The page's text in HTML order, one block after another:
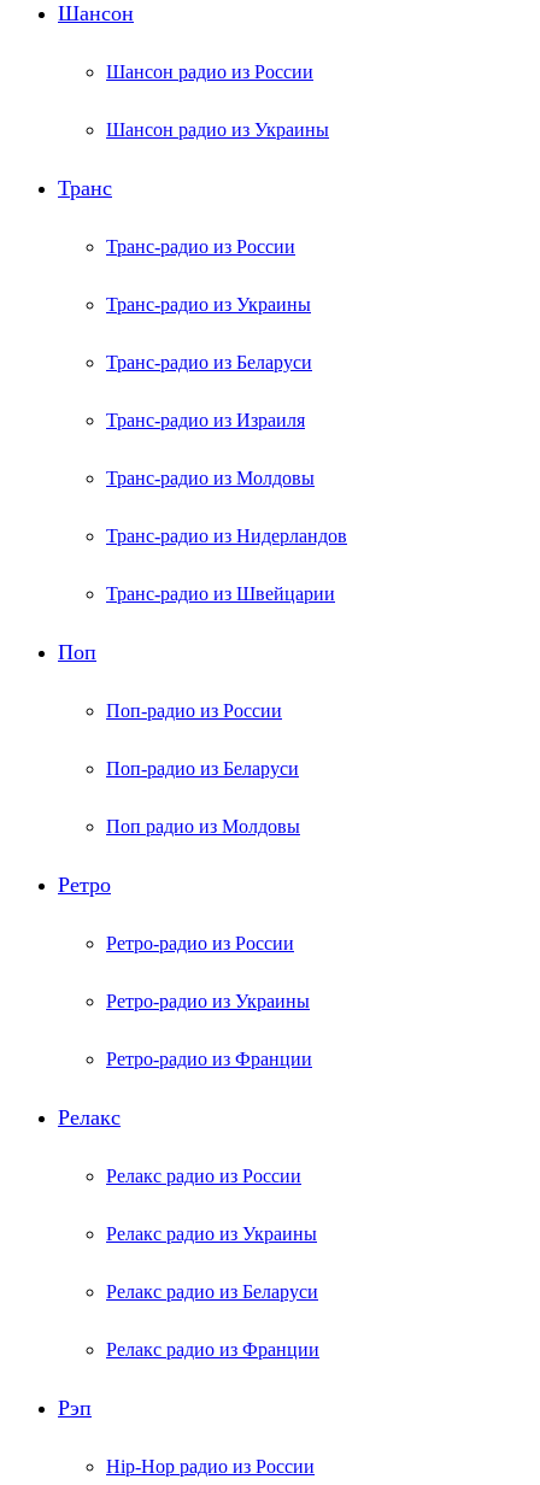
Шансон
Шансон радио из России
Шансон радио из Украины
Транс
Транс-радио из России
Транс-радио из Украины
Транс-радио из Беларуси
Транс-радио из Израиля
Транс-радио из Молдовы
Транс-радио из Нидерландов
Транс-радио из Швейцарии
Поп
Поп-радио из России
Поп-радио из Беларуси
Поп радио из Молдовы
Ретро
Ретро-радио из России
Ретро-радио из Украины
Ретро-радио из Франции
Релакс
Релакс радио из России
Релакс радио из Украины
Релакс радио из Беларуси
Релакс радио из Франции
Рэп
Hip-Hop радио из России